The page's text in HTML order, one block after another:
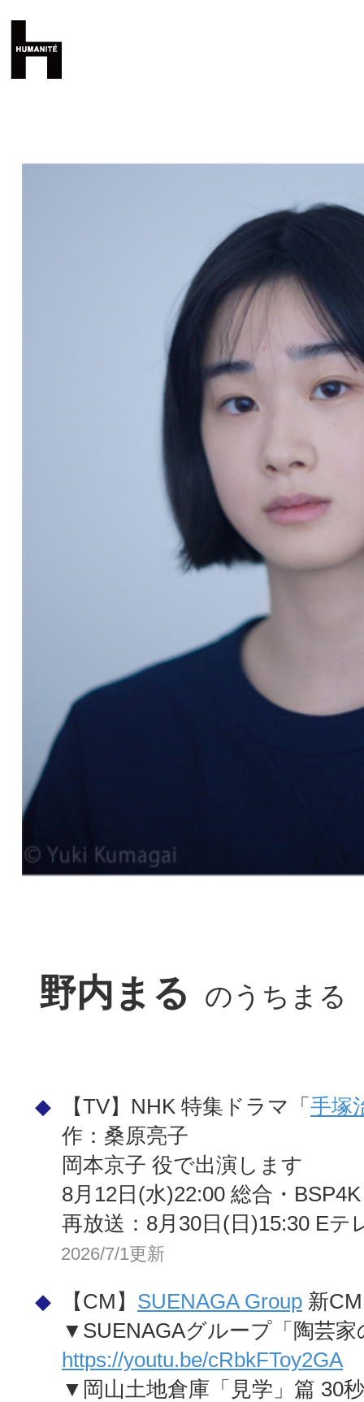
野内まる のうちまる
◆ 【TV】NHK 特集ドラマ「 手塚
作：桑原亮子
岡本京子 役で出演します
8月12日(水)22:00 総合・BSP4K
再放送：8月30日(日)15:30 Eテ
2026/7/1更新
◆ 【CM】 SUENAGA Group 新CM
▼SUENAGAグループ「陶芸家
https://youtu.be/cRbkFToy2GA
▼岡山土地倉庫「見学」篇 30秒